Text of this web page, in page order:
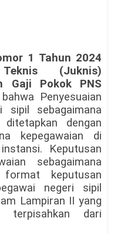
1 Tahun 2024
(Juknis)
Gaji Pokok PNS
Penyesuaian
sipil sebagaimana
dengan
kepegawaian di
Keputusan
sebagaimana
keputusan
negeri sipil
Lampiran II yang
terpisahkan dari